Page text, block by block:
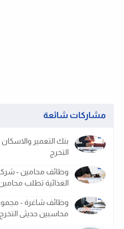
مشاركات شائعة
بنك التعمير
التخرج
وظائف محامين -
الغذائية تطلب
وظائف شاغرة -
محاسبين حديثى التخرج